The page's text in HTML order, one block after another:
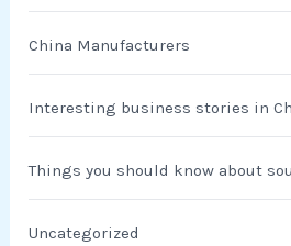
China Manufacturers
Interesting business stories in
Things you should know about
Uncategorized